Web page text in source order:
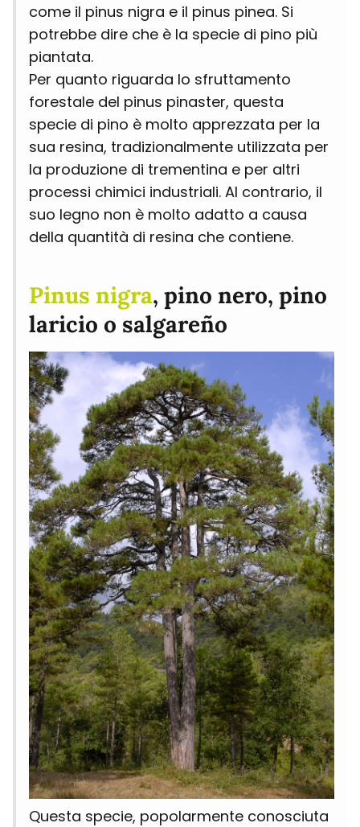
come il pinus nigra e il pinus pinea. Si
potrebbe dire che è la specie di pino più
piantata.
Per quanto riguarda lo sfruttamento
forestale del pinus pinaster, questa
specie di pino è molto apprezzata per la
sua resina, tradizionalmente utilizzata per
la produzione di trementina e per altri
processi chimici industriali. Al contrario, il
suo legno non è molto adatto a causa
della quantità di resina che contiene.
Pinus nigra, pino nero, pino
laricio o salgareño
Questa specie, popolarmente conosciuta